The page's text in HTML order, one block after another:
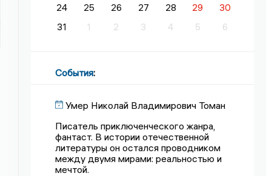
24
25 26 27 28 29
30
31
1 2 3 4 5 6
События:
Умер Николай Владимирович Томан
Писатель приключенческого жанра,
фантаст. В истории отечественной
литературы он остался проводником
между двумя мирами: реальностью и
мечтой.